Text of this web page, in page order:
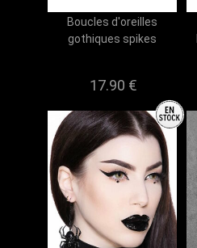
Boucles d'oreilles
gothiques spikes
17.90 €